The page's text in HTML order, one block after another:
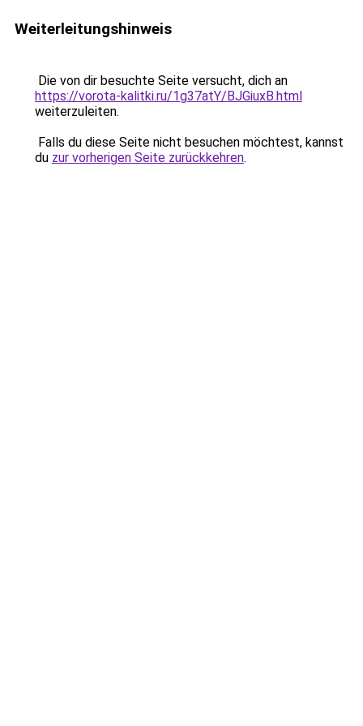
Weiterleitungshinweis
Die von dir besuchte Seite versucht, dich an
https://vorota-kalitki.ru/1g37atY/BJGiuxB.html
weiterzuleiten.
Falls du diese Seite nicht besuchen möchtest, kannst
du zur vorherigen Seite zurückkehren.